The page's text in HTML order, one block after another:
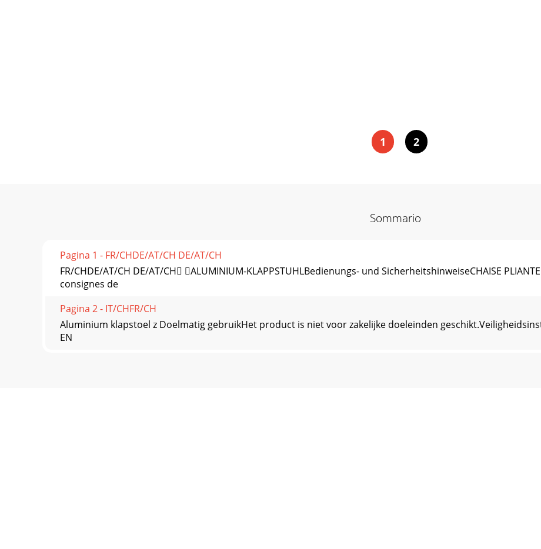
1 2
Sommario
Pagina 1 - FR/CHDE/AT/CH DE/AT/CH
FR/CHDE/AT/CH DE/AT/CH ALUMINIUM-KLAPPSTUHLBedienungs- und SicherheitshinweiseCHAISE
consignes de
Pagina 2 - IT/CHFR/CH
Aluminium klapstoel z Doelmatig gebruikHet product is niet voor zakelijke doeleinden
EN